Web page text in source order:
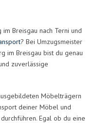
Breisgau nach Terni und
? Bei Umzugsmeister
im Breisgau bist du genau
zuverlässige
Möbelträgern
deiner Möbel und
Egal ob du eine